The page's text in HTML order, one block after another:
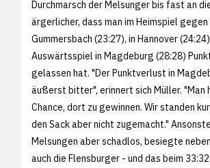
Durchmarsch der Melsunger bis fast an
ärgerlicher, dass man im Heimspiel
Gummersbach (23:27), in Hannover
Auswärtsspiel in Magdeburg (28:28)
gelassen hat. "Der Punktverlust in
äußerst bitter", erinnert sich Müller. "Man
Chance, dort zu gewinnen. Wir standen
den Sack aber nicht zugemacht."
Melsungen aber schadlos, besiegte
auch die Flensburger - und das beim